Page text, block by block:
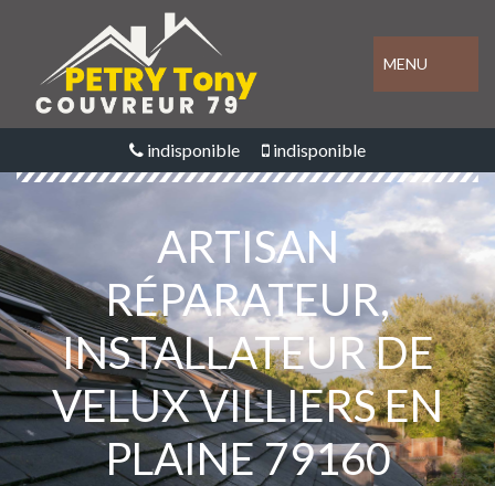
MENU
indisponible indisponible
ARTISAN
RÉPARATEUR,
INSTALLATEUR DE
VELUX VILLIERS EN
PLAINE 79160